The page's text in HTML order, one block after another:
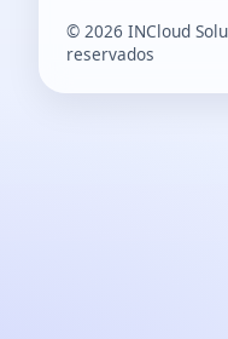
© 2026 INCloud
reservados